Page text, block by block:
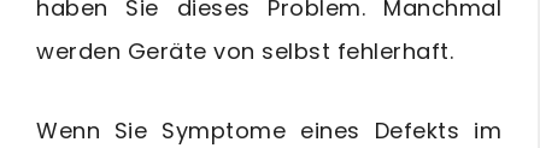
haben Sie dieses Problem. Manchmal
werden Geräte von selbst fehlerhaft.
Wenn Sie Symptome eines Defekts im